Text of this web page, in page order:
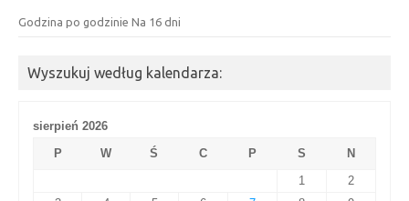
Godzina po godzinie Na 16 dni
Wyszukuj według kalendarza:
sierpień 2026
P
W Ś C P S
N
1
2